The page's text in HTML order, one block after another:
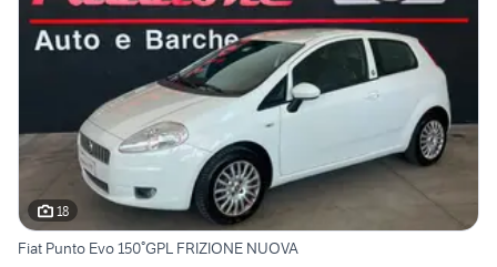
18
Fiat Punto Evo 150°GPL FRIZIONE NUOVA